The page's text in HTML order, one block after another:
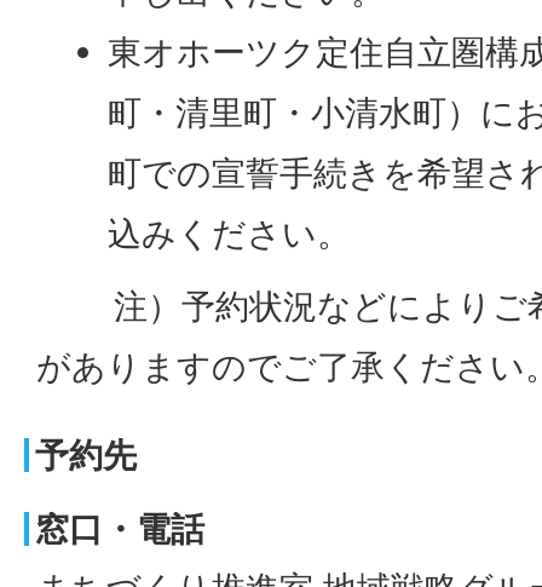
東オホーツク定住自立圏構
町・清里町・小清水町）に
町での宣誓手続きを希望さ
込みください。
注）予約状況などによりご
がありますのでご了承ください
予約先
窓口・電話